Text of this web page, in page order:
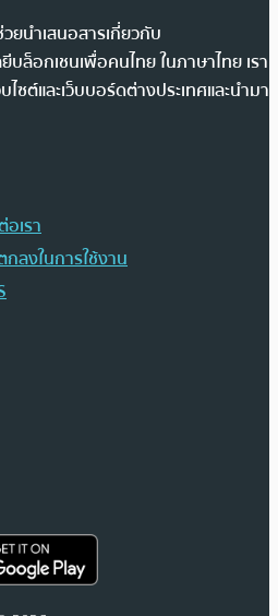
ยนำเสนอสารเกี่ยวกับ
บล็อกเชนเพื่อคนไทย ในภาษาไทย เรา
ซต์และเว็บบอร์ดต่างประเทศและนำมา
เรา
ลงในการใช้งาน